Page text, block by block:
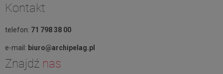
Kontakt
telefon: 71 798 38 00
e-mail: biuro@archipelag.pl
Znajdź nas